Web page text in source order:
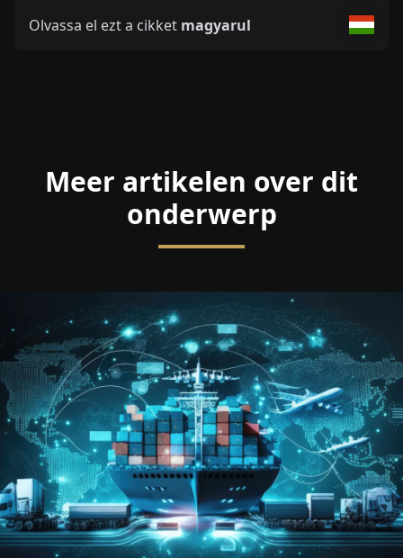
Olvassa el ezt a cikket magyarul
Meer artikelen over dit
onderwerp